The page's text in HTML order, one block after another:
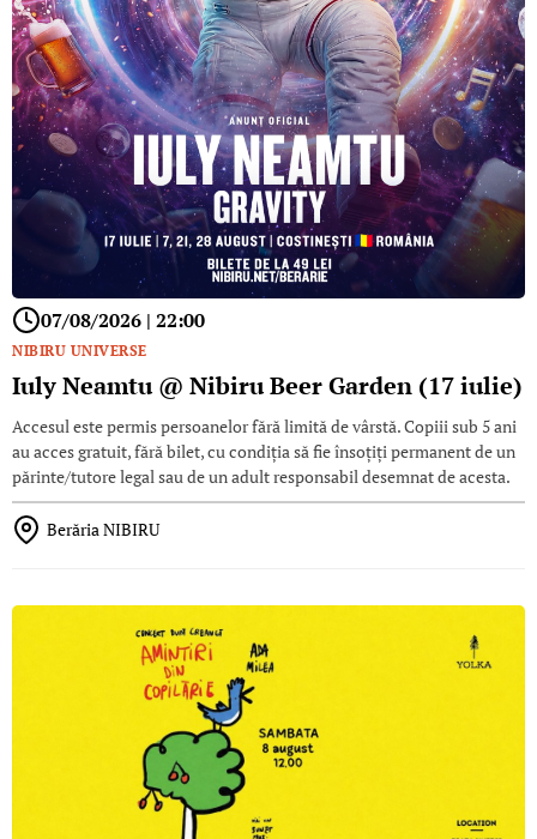
07/08/2026 | 22:00
NIBIRU UNIVERSE
Iuly Neamtu @ Nibiru Beer Garden (17 iulie)
Accesul este permis persoanelor fără limită de vârstă. Copiii sub 5 ani
au acces gratuit, fără bilet, cu condiția să fie însoțiți permanent de un
părinte/tutore legal sau de un adult responsabil desemnat de acesta.
Berăria NIBIRU